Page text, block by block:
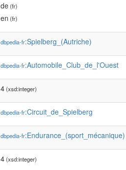
de(fr)
en (fr)
dbpedia-fr:Spielberg_(Autriche)
dbpedia-fr:Automobile_Club_de_l'Ouest
4(xsd:integer)
dbpedia-fr:Circuit_de_Spielberg
dbpedia-fr:Endurance_(sport_mécanique)
4(xsd:integer)